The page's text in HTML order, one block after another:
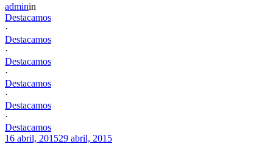
adminin
Destacamos
·
Destacamos
·
Destacamos
·
Destacamos
·
Destacamos
·
Destacamos
16 abril, 201529 abril, 2015